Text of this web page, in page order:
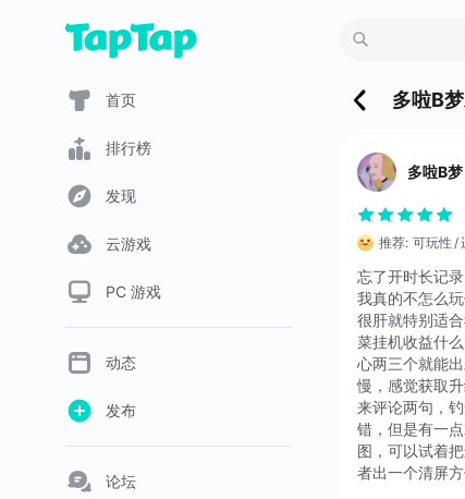
首页
排行榜
发现
云游戏
PC 游戏
动态
发布
论坛
多啦B梦
多啦B梦
推荐: 可玩性
忘了开时长记
我真的不怎么
很肝就特别适
菜挂机收益什
心两三个就能
慢，感觉获取
来评论两句，
错，但是有一
图，可以试着
者出一个清屏